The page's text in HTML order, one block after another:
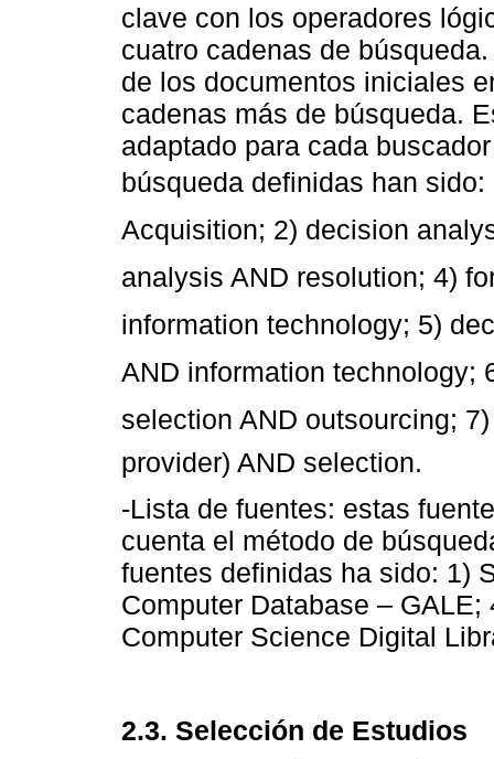
clave con los operadores
cuatro cadenas de
de los documentos iniciales
cadenas más de búsqueda.
adaptado para cada
búsqueda definidas han sido:
Acquisition; 2) decision
analysis AND resolution; 4)
information technology; 5)
AND information
selection AND outsourcing; 7)
provider) AND selection.
-Lista de fuentes: estas
cuenta el método de
fuentes definidas ha sido: 1)
Computer Database –
Computer Science Digital
2.3. Selección de Estudios